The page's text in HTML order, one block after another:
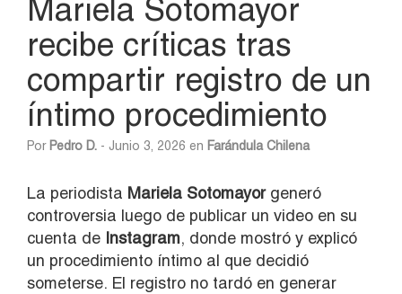
Mariela Sotomayor
recibe críticas tras
compartir registro de un
íntimo procedimiento
Por Pedro D. - Junio 3, 2026 en Farándula Chilena
La periodista Mariela Sotomayor generó
controversia luego de publicar un video en su
cuenta de Instagram, donde mostró y explicó
un procedimiento íntimo al que decidió
someterse. El registro no tardó en generar